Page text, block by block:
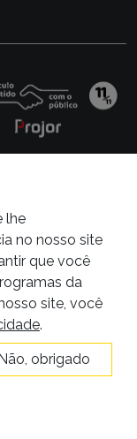
por
lhe
no nosso site
que você
da
site, você
.
obrigado